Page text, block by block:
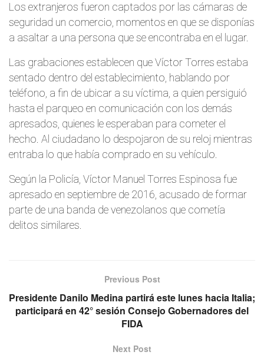
Los extranjeros fueron captados por las cámaras de
seguridad un comercio, momentos en que se disponías
a asaltar a una persona que se encontraba en el lugar.
Las grabaciones establecen que Víctor Torres estaba
sentado dentro del establecimiento, hablando por
teléfono, a fin de ubicar a su víctima, a quien persiguió
hasta el parqueo en comunicación con los demás
apresados, quienes le esperaban para cometer el
hecho. Al ciudadano lo despojaron de su reloj mientras
entraba lo que había comprado en su vehículo.
Según la Policía, Víctor Manuel Torres Espinosa fue
apresado en septiembre de 2016, acusado de formar
parte de una banda de venezolanos que cometía
delitos similares.
Previous Post
Presidente Danilo Medina partirá este lunes hacia Italia;
participará en 42° sesión Consejo Gobernadores del
FIDA
Next Post